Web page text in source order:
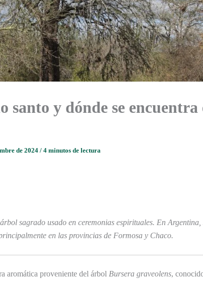
santo y dónde se encuentra
de 2024 / 4 minutos de lectura
sagrado usado en ceremonias espirituales. En Argentina,
en las provincias de Formosa y Chaco.
aromática proveniente del árbol Bursera graveolens,